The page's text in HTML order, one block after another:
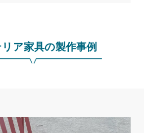
ア家具の製作事例